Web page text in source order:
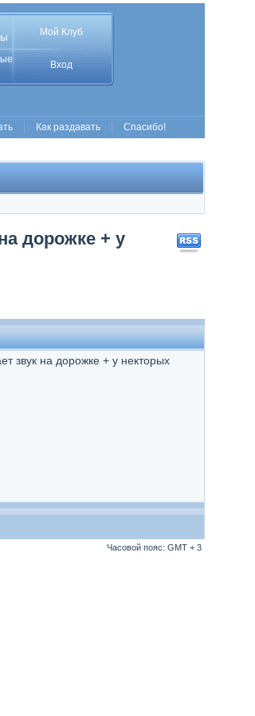
Мой Клуб
Вход
Как раздавать Спасибо!
дорожке + у
звук на дорожке + у некторых
Часовой пояс: GMT + 3